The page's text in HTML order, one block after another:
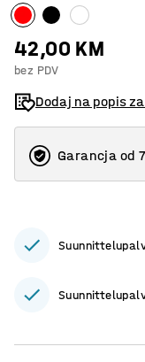
42,00 KM
bez PDV
Dodaj na popis
Garancja od